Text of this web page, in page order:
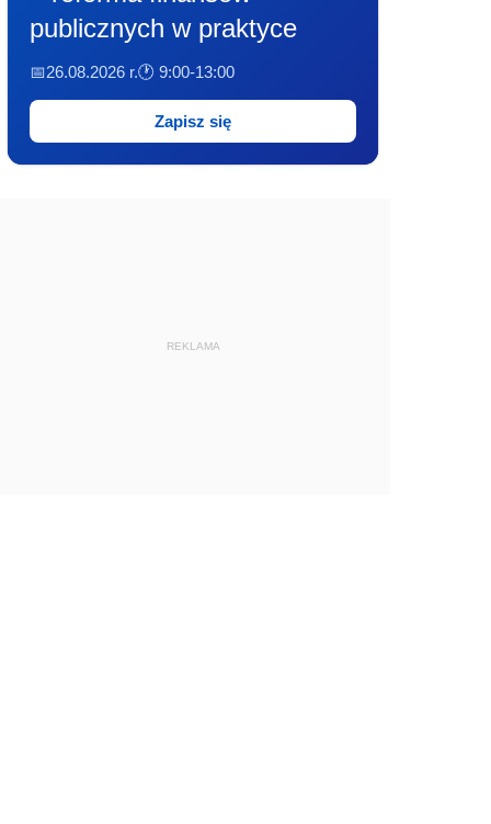
publicznych w praktyce
📅26.08.2026 r.🕐 9:00-13:00
Zapisz się
REKLAMA